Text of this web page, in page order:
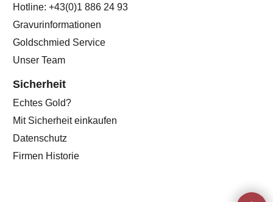
Hotline: +43(0)1 886 24 93
Gravurinformationen
Goldschmied Service
Unser Team
Sicherheit
Echtes Gold?
Mit Sicherheit einkaufen
Datenschutz
Firmen Historie